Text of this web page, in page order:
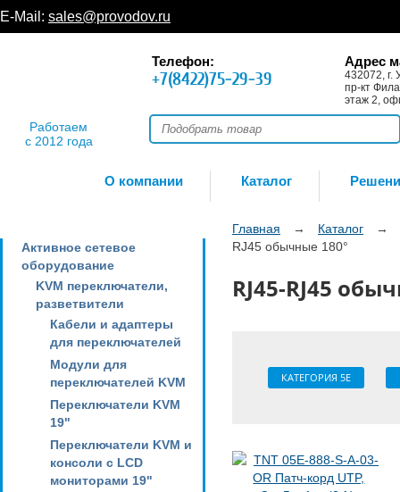
E-Mail: sales@provodov.ru
Работаем
с 2012 года
Телефон:
+7(8422)75-29-39
Адрес
432072, г.
пр-кт
этаж 2,
О компании Каталог
Активное сетевое
оборудование
KVM переключатели,
разветвители
Кабели и адаптеры
для переключателей
Модули для
переключателей KVM
Переключатели KVM
19"
Переключатели KVM и
консоли с LCD
мониторами 19"
Главная → Каталог
→
RJ45 обычные 180°
RJ45-RJ45
КАТЕГОРИЯ 5E